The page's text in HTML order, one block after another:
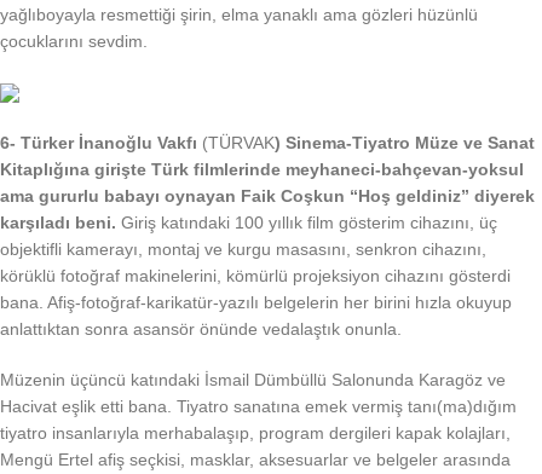
yağlıboyayla resmettiği şirin, elma yanaklı ama gözleri hüzünlü
çocuklarını sevdim.
6- Türker İnanoğlu Vakfı (TÜRVAK) Sinema-Tiyatro Müze ve Sanat
Kitaplığına girişte Türk filmlerinde meyhaneci-bahçevan-yoksul
ama gururlu babayı oynayan Faik Coşkun “Hoş geldiniz” diyerek
karşıladı beni. Giriş katındaki 100 yıllık film gösterim cihazını, üç
objektifli kamerayı, montaj ve kurgu masasını, senkron cihazını,
körüklü fotoğraf makinelerini, kömürlü projeksiyon cihazını gösterdi
bana. Afiş-fotoğraf-karikatür-yazılı belgelerin her birini hızla okuyup
anlattıktan sonra asansör önünde vedalaştık onunla.
Müzenin üçüncü katındaki İsmail Dümbüllü Salonunda Karagöz ve
Hacivat eşlik etti bana. Tiyatro sanatına emek vermiş tanı(ma)dığım
tiyatro insanlarıyla merhabalaşıp, program dergileri kapak kolajları,
Mengü Ertel afiş seçkisi, masklar, aksesuarlar ve belgeler arasında